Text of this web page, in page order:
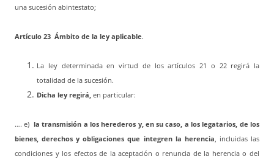
una sucesión abintestato;
Artículo 23 Ámbito de la ley aplicable.
La ley determinada en virtud de los artículos 21 o 22 regirá la
totalidad de la sucesión.
Dicha ley regirá, en particular:
…. e) la transmisión a los herederos y, en su caso, a los legatarios, de los
bienes, derechos y obligaciones que integren la herencia, incluidas las
condiciones y los efectos de la aceptación o renuncia de la herencia o del